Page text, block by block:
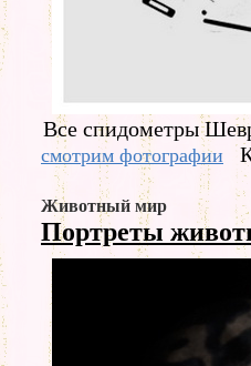
Все спидометры
смотрим фотографии
Животный мир
Портреты